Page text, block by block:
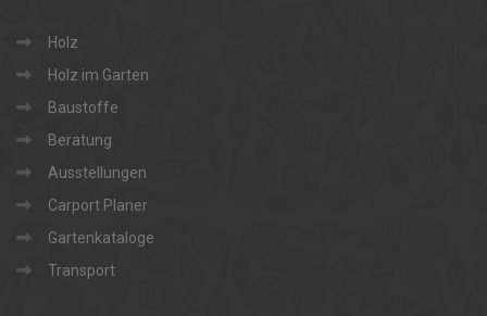
Holz
Holz im Garten
Baustoffe
Beratung
Ausstellungen
Carport Planer
Gartenkataloge
Transport